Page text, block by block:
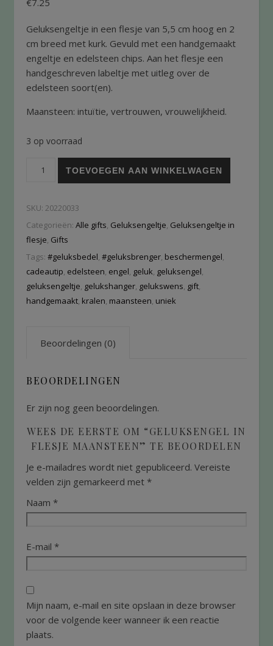
Geluksengeltje in een flesje van 5,5 cm hoog en 2
cm breed met kurk. Gevuld met een handgemaakt
engeltje en edelsteen chips. Aan het flesje een
handgeschreven labeltje met uitleg over de
edelsteen soort(en).
Maansteen: intuïtie, vertrouwen, vrouwelijkheid.
3 op voorraad
TOEVOEGEN AAN WINKELWAGEN
SKU: 20220033
Categorieën: Alle gifts, Geluksengeltje, Geluksengeltje in
flesje, Gifts
Tags: #geluksbedel, #geluksbrenger, beschermengel,
cadeautip, edelsteen, engel, geluk, geluksengel,
geluksengeltje, gelukshanger, gelukswens, gift,
handgemaakt, kralen, maansteen, uniek
Beoordelingen (0)
BEOORDELINGEN
Er zijn nog geen beoordelingen.
WEES DE EERSTE OM “GELUKSENGEL IN
FLESJE MAANSTEEN” TE BEOORDELEN
Je e-mailadres wordt niet gepubliceerd. Vereiste
velden zijn gemarkeerd met *
Naam *
E-mail *
Mijn naam, e-mail en site opslaan in deze browser
voor de volgende keer wanneer ik een reactie
plaats.